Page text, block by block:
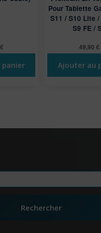
€
Pour Tablette
S11 / S10 Lite /
S9 FE /
49,90 €
Ajouter au
Rechercher